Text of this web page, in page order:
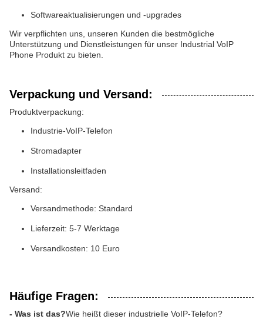
Softwareaktualisierungen und -upgrades
Wir verpflichten uns, unseren Kunden die bestmögliche
Unterstützung und Dienstleistungen für unser Industrial VoIP
Phone Produkt zu bieten.
Verpackung und Versand:
Produktverpackung:
Industrie-VoIP-Telefon
Stromadapter
Installationsleitfaden
Versand:
Versandmethode: Standard
Lieferzeit: 5-7 Werktage
Versandkosten: 10 Euro
Häufige Fragen:
- Was ist das?Wie heißt dieser industrielle VoIP-Telefon?